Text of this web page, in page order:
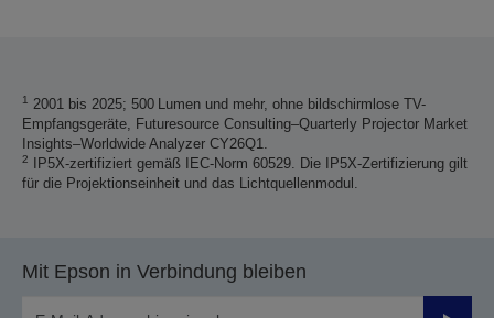
mit Ihnen in Verbindung setzen.
1
2001 bis 2025; 500 Lumen und mehr, ohne bildschirmlose TV-
Empfangsgeräte, Futuresource Consulting–Quarterly Projector Market
Insights–Worldwide Analyzer CY26Q1.
2
IP5X-zertifiziert gemäß IEC-Norm 60529. Die IP5X-Zertifizierung gilt
für die Projektionseinheit und das Lichtquellenmodul.
Mit Epson in Verbindung bleiben